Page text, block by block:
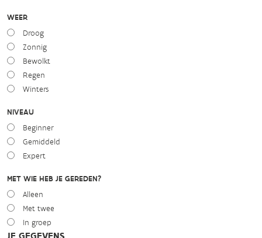
WEER
Droog
Zonnig
Bewolkt
Regen
Winters
NIVEAU
Beginner
Gemiddeld
Expert
MET WIE HEB JE GEREDEN?
Alleen
Met twee
In groep